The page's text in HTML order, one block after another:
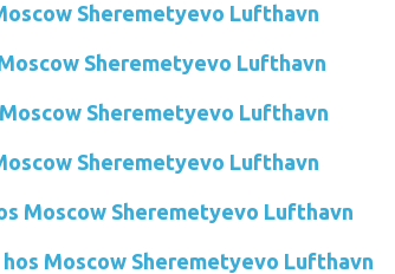
Sheremetyevo Lufthavn
Sheremetyevo Lufthavn
Sheremetyevo Lufthavn
Sheremetyevo Lufthavn
Moscow Sheremetyevo Lufthavn
Moscow Sheremetyevo Lufthavn